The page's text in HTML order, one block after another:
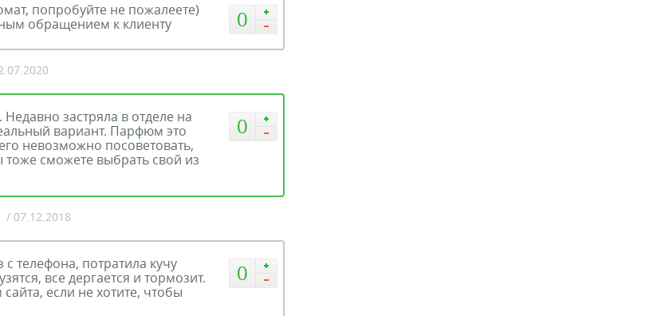
0
попробуйте не пожалеете)
обращением к клиенту
0
застряла в отделе на
вариант. Парфюм это
невозможно посоветовать,
сможете выбрать свой из
/ 07.12.2018
0
с телефона, потратила кучу
все дергается и тормозит.
если не хотите, чтобы